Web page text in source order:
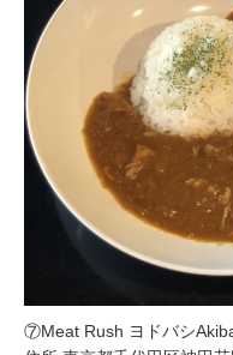
⑦Meat Rush ヨドバシ